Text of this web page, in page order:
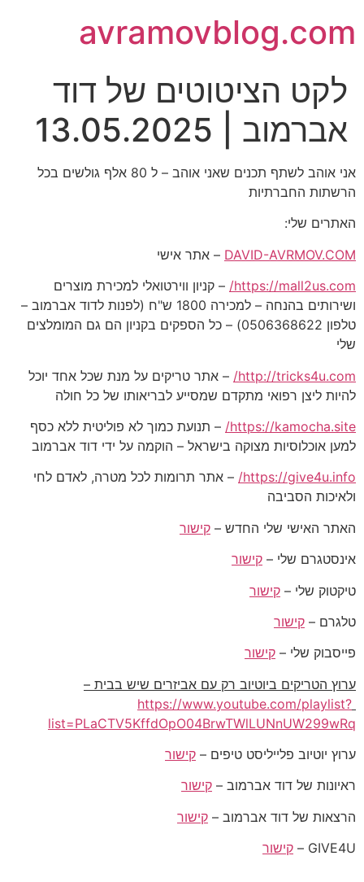
avramovblog.com
לקט הציטוטים של דוד
אברמוב | 13.05.2025
אני אוהב לשתף תכנים שאני אוהב – ל 80 אלף גולשים בכל
הרשתות החברתיות
האתרים שלי:
DAVID-AVRMOV.COM – אתר אישי
https://mall2us.com/ – קניון ווירטואלי למכירת מוצרים
ושירותים בהנחה – למכירה 1800 ש"ח (לפנות לדוד אברמוב –
טלפון 0506368622) – כל הספקים בקניון הם גם המומלצים
שלי
http://tricks4u.com/ – אתר טריקים על מנת שכל אחד יוכל
להיות ליצן רפואי מתקדם שמסייע לבריאותו של כל חולה
https://kamocha.site/ – תנועת כמוך לא פוליטית ללא כסף
למען אוכלוסיות מצוקה בישראל – הוקמה על ידי דוד אברמוב
https://give4u.info/ – אתר תרומות לכל מטרה, לאדם לחי
ולאיכות הסביבה
האתר האישי שלי החדש – קישור
אינסטגרם שלי – קישור
טיקטוק שלי – קישור
טלגרם – קישור
פייסבוק שלי – קישור
ערוץ הטריקים ביוטיוב רק עם אביזרים שיש בבית –
https://www.youtube.com/playlist?
list=PLaCTV5KffdOpO04BrwTWlLUNnUW299wRq
ערוץ יוטיוב פלייליסט טיפים – קישור
ראיונות של דוד אברמוב – קישור
הרצאות של דוד אברמוב – קישור
GIVE4U –
קישור